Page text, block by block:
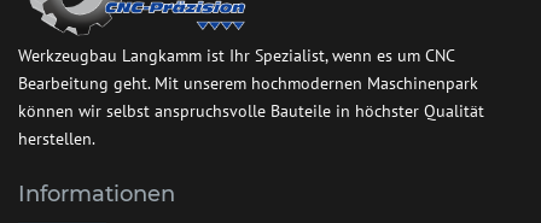
Werkzeugbau Langkamm ist Ihr Spezialist, wenn es um CNC
Bearbeitung geht. Mit unserem hochmodernen Maschinenpark
können wir selbst anspruchsvolle Bauteile in höchster Qualität
herstellen.
Informationen